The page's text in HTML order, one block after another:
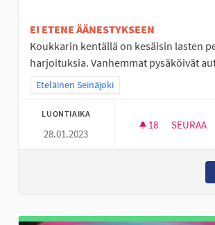
EI ETENE ÄÄNESTYKSEEN
Koukkarin kentällä on kesäisin lasten
harjoituksia. Vanhemmat pysäköivät
Rajaa tulokset teeman mukaan: Eteläinen
Eteläinen Seinäjoki
LUONTIAIKA
28.01.2023
18 18
SEURAA